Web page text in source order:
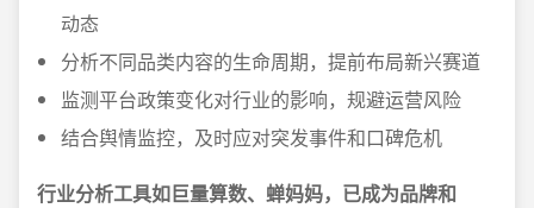
动态
分析不同品类内容的生命周期，提前布局新兴赛道
监测平台政策变化对行业的影响，规避运营风险
结合舆情监控，及时应对突发事件和口碑危机
行业分析工具如巨量算数、蝉妈妈，已成为品牌和